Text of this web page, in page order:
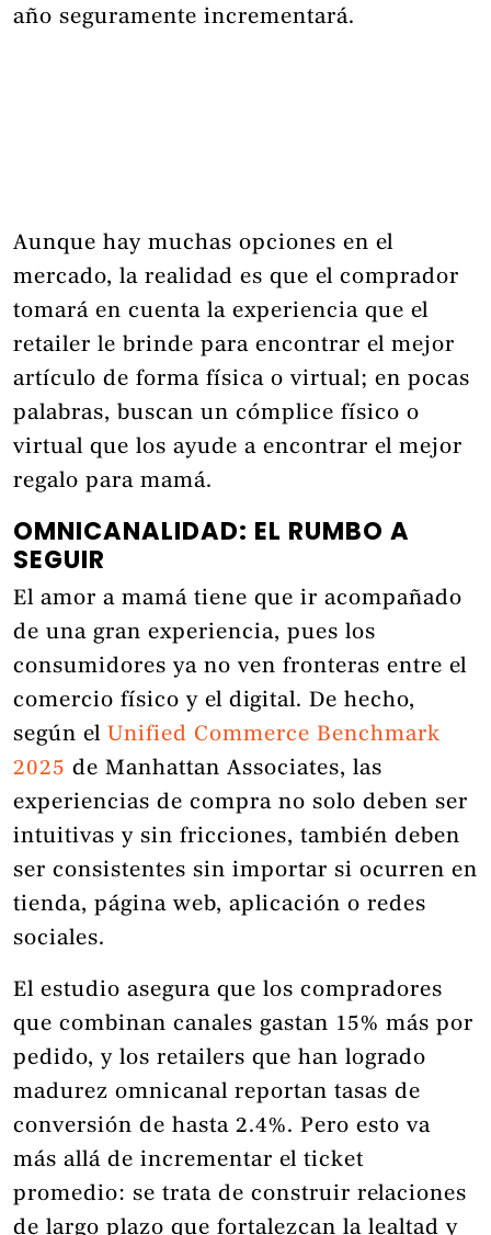
año seguramente incrementará.
Aunque hay muchas opciones en el
mercado, la realidad es que el comprador
tomará en cuenta la experiencia que el
retailer le brinde para encontrar el mejor
artículo de forma física o virtual; en pocas
palabras, buscan un cómplice físico o
virtual que los ayude a encontrar el mejor
regalo para mamá.
OMNICANALIDAD: EL RUMBO A
SEGUIR
El amor a mamá tiene que ir acompañado
de una gran experiencia, pues los
consumidores ya no ven fronteras entre el
comercio físico y el digital. De hecho,
según el Unified Commerce Benchmark
2025 de Manhattan Associates, las
experiencias de compra no solo deben ser
intuitivas y sin fricciones, también deben
ser consistentes sin importar si ocurren en
tienda, página web, aplicación o redes
sociales.
El estudio asegura que los compradores
que combinan canales gastan 15% más por
pedido, y los retailers que han logrado
madurez omnicanal reportan tasas de
conversión de hasta 2.4%. Pero esto va
más allá de incrementar el ticket
promedio: se trata de construir relaciones
de largo plazo que fortalezcan la lealtad y